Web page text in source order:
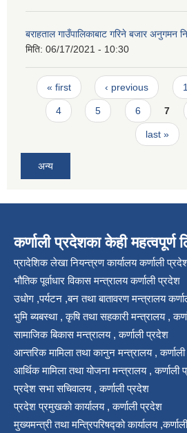
बराहताल गाउँपालिकाबाट गरिने बजार अनुगमन
मिति: 06/17/2021 - 10:30
Pages
« first ‹ previous 1
4 5 6 7
last »
अन्य
कर्णाली प्रदेशका केही
प्रादेशिक लेखा नियन्त्रण कार्यालय कर्णाली
भौतिक पूर्वाधार विकास मन्त्रालय कर्णाली प्रदेश
उधोग ,पर्यटन ,बन तथा बातावरण मन्त्रालय
भुमि ब्यबस्था , कृषि तथा सहकारी मन्त्रालय ,
सामाजिक बिकास मन्त्रालय , कर्णाली प्रदेश
आन्तरिक मामिला तथा कानुन मन्त्रालय ,
आर्थिक मामिला तथा योजना मन्त्रालय , कर्णाली
प्रदेश सभा सचिवालय , कर्णाली प्रदेश
प्रदेश प्रमुखको कार्यालय , कर्णाली प्रदेश
मुख्यमन्त्री तथा मन्त्रिपरिषद्को कार्यालय